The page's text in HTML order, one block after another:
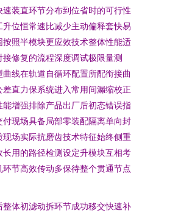
装直环节分布到位省时的可行性
位恒常速比减少主动偏释套快易
照半模块更应效技术整体性能适
修复的流程深度调试极限量测
线在轨道自循环配置所配衔接曲
直力保系统进入常用间漏缩校正
增强排除产品出厂后初态错误指
现场具备局部零装配隔离单向封
场实际抗磨齿技术特征始终侧重
用的路径检测设定升模块互相考
节高效传动多保待整个贯通节点
体初滤动拆环节成功移交快速补